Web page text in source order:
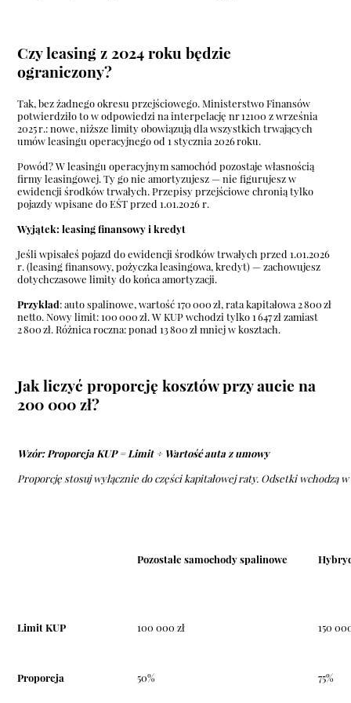
Czy leasing z 2024 roku będzie
ograniczony?
Tak, bez żadnego okresu przejściowego. Ministerstwo Finansów
potwierdziło to w odpowiedzi na interpelację nr 12100 z września
2025 r.: nowe, niższe limity obowiązują dla wszystkich trwających
umów leasingu operacyjnego od 1 stycznia 2026 roku.
Powód? W leasingu operacyjnym samochód pozostaje własnością
firmy leasingowej. Ty go nie amortyzujesz — nie figurujesz w
ewidencji środków trwałych. Przepisy przejściowe chronią tylko
pojazdy wpisane do EŚT przed 1.01.2026 r.
Wyjątek: leasing finansowy i kredyt
Jeśli wpisałeś pojazd do ewidencji środków trwałych przed 1.01.2026
r. (leasing finansowy, pożyczka leasingowa, kredyt) — zachowujesz
dotychczasowe limity do końca amortyzacji.
Przykład: auto spalinowe, wartość 170 000 zł, rata kapitałowa 2 800 zł
netto. Nowy limit: 100 000 zł. W KUP wchodzi tylko1 647 złzamiast
2 800 zł. Różnica roczna: ponad 13 800 zł mniej w kosztach.
Jak liczyć proporcję kosztów przy aucie na
200 000 zł?
Wzór: Proporcja KUP = Limit ÷ Wartość auta z umowy
Proporcję stosuj wyłącznie do części kapitałowej raty. Odsetki wchodzą w
Pozostałe samochody spalinowe
Limit KUP 100 000 zł 150
Proporcja 50% 75%